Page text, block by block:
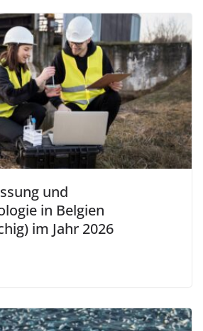
und
in Belgien
im Jahr 2026